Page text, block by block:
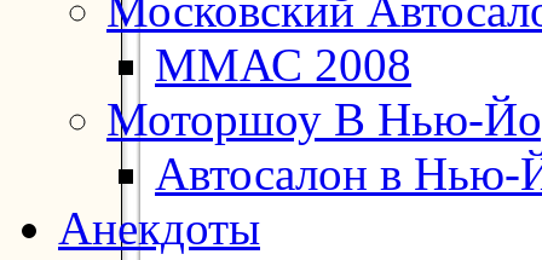
Московский
ММАС 2008
Моторшоу В Нью-
Автосалон в Нью-
Анекдоты